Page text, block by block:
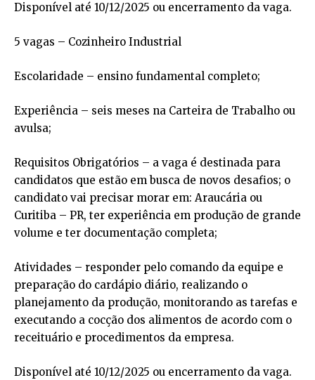
Disponível até 10/12/2025 ou encerramento da vaga.
5 vagas – Cozinheiro Industrial
Escolaridade – ensino fundamental completo;
Experiência – seis meses na Carteira de Trabalho ou
avulsa;
Requisitos Obrigatórios – a vaga é destinada para
candidatos que estão em busca de novos desafios; o
candidato vai precisar morar em: Araucária ou
Curitiba – PR, ter experiência em produção de grande
volume e ter documentação completa;
Atividades – responder pelo comando da equipe e
preparação do cardápio diário, realizando o
planejamento da produção, monitorando as tarefas e
executando a cocção dos alimentos de acordo com o
receituário e procedimentos da empresa.
Disponível até 10/12/2025 ou encerramento da vaga.